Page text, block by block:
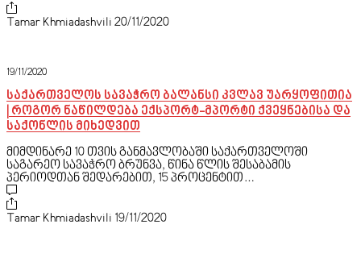
Tamar Khmiadashvili 20/11/2020
19/11/2020
საქართველოს სავაჭრო ბალანსი კვლავ უარყოფითია
| როგორ ნაწილდება ექსპორტ-მპორტი ქვეყნებისა და
საქონლის მიხედვით
მიმდინარე 10 თვის განმავლობაში საქართველოში
საგარეო სავაჭრო ბრუნვა, წინა წლის შესაბამის
პერიოდთან შედარებით, 15 პროცენტით…
Tamar Khmiadashvili 19/11/2020